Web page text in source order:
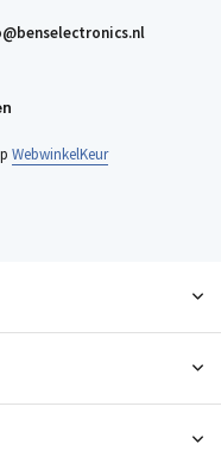
WebwinkelKeur